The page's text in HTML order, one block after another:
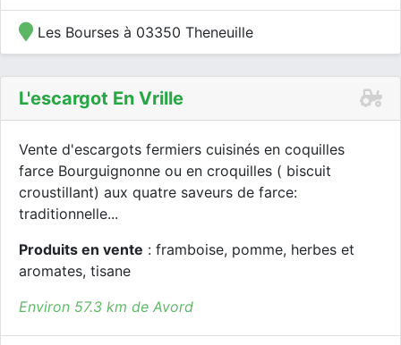
Les Bourses à 03350 Theneuille
L'escargot En Vrille
Vente d'escargots fermiers cuisinés en coquilles
farce Bourguignonne ou en croquilles ( biscuit
croustillant) aux quatre saveurs de farce:
traditionnelle...
Produits en vente : framboise, pomme, herbes et
aromates, tisane
Environ 57.3 km de Avord